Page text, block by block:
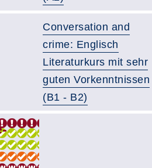
Conversation and
crime: Englisch
Literaturkurs mit sehr
guten Vorkenntnissen
(B1 - B2)